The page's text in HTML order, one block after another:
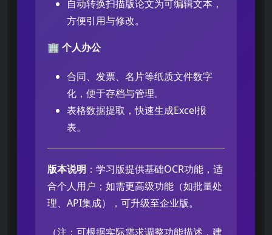
自动转换扫描版论文为可编辑文本，
方便引用与修改。
🏢 个人办公
合同、发票、名片等纸质文件数字
化，便于存档与管理。
表格数据提取，快速生成Excel报
表。
版本说明 ：学习版提供基础OCR功能，适
合个人用户；如需更高级功能（如批量处
理、API集成），可升级至企业版。
（注：可根据实际需求调整功能描述，建